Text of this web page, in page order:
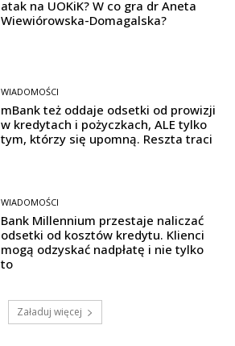
atak na UOKiK? W co gra dr Aneta
Wiewiórowska-Domagalska?
WIADOMOŚCI
mBank też oddaje odsetki od prowizji
w kredytach i pożyczkach, ALE tylko
tym, którzy się upomną. Reszta traci
WIADOMOŚCI
Bank Millennium przestaje naliczać
odsetki od kosztów kredytu. Klienci
mogą odzyskać nadpłatę i nie tylko
to
Załaduj więcej